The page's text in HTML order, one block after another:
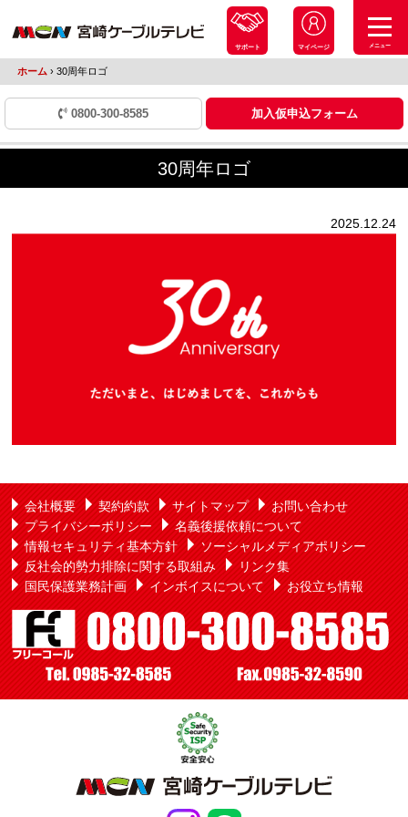
サポート マイページ メニュー
ホーム ›30周年ロゴ
0800-300-8585 加入仮申込フォーム
30周年ロゴ
2025.12.24
会社概要 契約約款 サイトマップ
お問い合わせ
プライバシーポリシー
名義後援依頼について
情報セキュリティ基本方針
ソーシャルメディアポリシー
反社会的勢力排除に関する取組み
リンク集
国民保護業務計画
インボイスについて お役立ち情報